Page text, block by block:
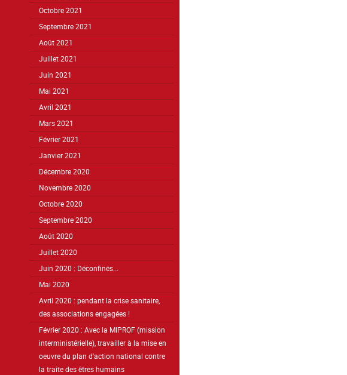
Octobre 2021
Septembre 2021
Août 2021
Juillet 2021
Juin 2021
Mai 2021
Avril 2021
Mars 2021
Février 2021
Janvier 2021
Décembre 2020
Novembre 2020
Octobre 2020
Septembre 2020
Août 2020
Juillet 2020
Juin 2020 : Déconfinés...
Mai 2020
Avril 2020 : pendant la crise sanitaire,
des associations engagées !
Février 2020 : Avec la MIPROF (mission
interministérielle), travailler à la mise en
oeuvre du plan d'action national contre
la traite des êtres humains